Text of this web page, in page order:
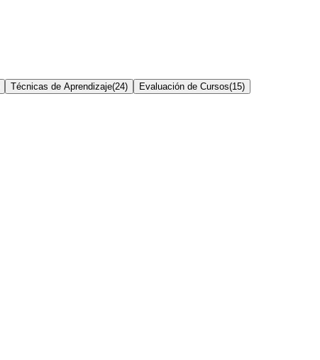
Técnicas de Aprendizaje(24) Evaluación de Cursos(15)